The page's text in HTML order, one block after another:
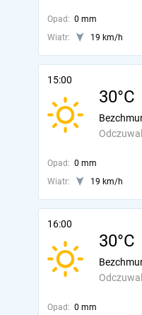
Opad: 0 mm
Wiatr:
19 km/h
15:00
30°C
Opad: 0 mm
Wiatr:
19 km/h
16:00
30°C
Opad: 0 mm